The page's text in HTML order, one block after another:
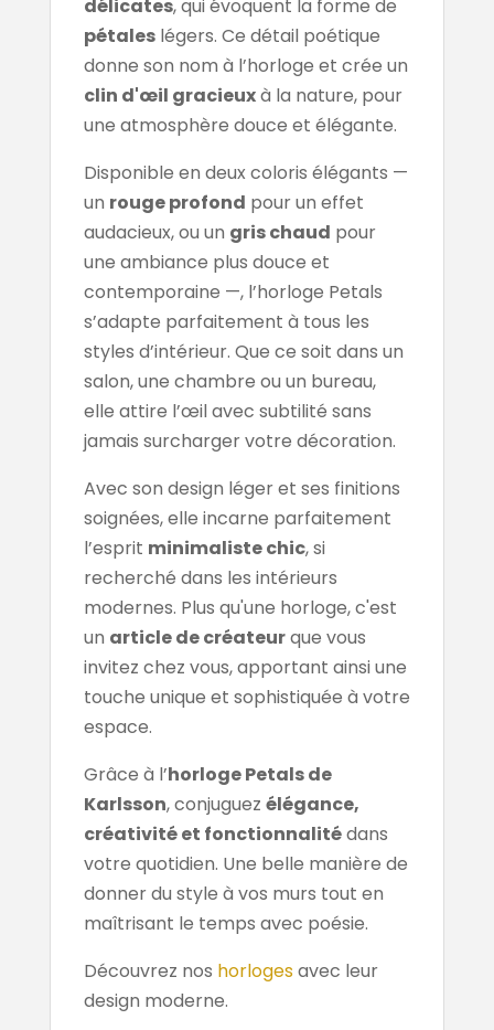
délicates, qui évoquent la forme de
pétaleslégers. Ce détail poétique
donne son nom à l’horloge et crée un
clin d'œil gracieuxà la nature, pour
une atmosphère douce et élégante.
Disponible en deux coloris élégants —
un rouge profond pour un effet
audacieux, ou un gris chaud pour
une ambiance plus douce et
contemporaine —, l’horloge Petals
s’adapte parfaitement à tous les
styles d’intérieur. Que ce soit dans un
salon, une chambre ou un bureau,
elle attire l’œil avec subtilité sans
jamais surcharger votre décoration.
Avec son design léger et ses finitions
soignées, elle incarne parfaitement
l’esprit minimaliste chic, si
recherché dans les intérieurs
modernes. Plus qu'une horloge, c'est
un article de créateurque vous
invitez chez vous, apportant ainsi une
touche unique et sophistiquée à votre
espace.
Grâce à l’horloge Petals de
Karlsson, conjuguez élégance,
créativité et fonctionnalitédans
votre quotidien. Une belle manière de
donner du style à vos murs tout en
maîtrisant le temps avec poésie.
Découvrez nos horlogesavec leur
design moderne.